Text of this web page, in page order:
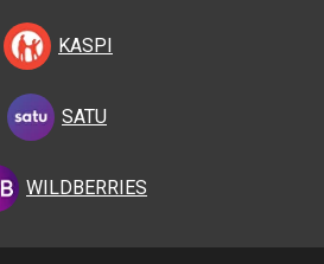
KASPI
SATU
WILDBERRIES